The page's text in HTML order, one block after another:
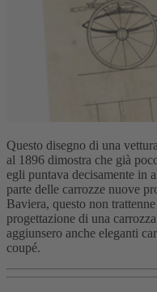
Questo disegno di una
al 1896 dimostra che già
egli puntava decisamente in
parte delle carrozze nuove
Baviera, questo non
progettazione di una
aggiunsero anche eleganti
coupé.